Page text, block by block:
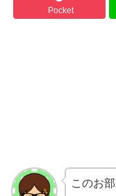
Pocket
このお